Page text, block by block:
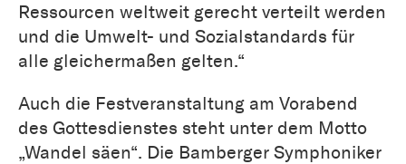
Ressourcen weltweit gerecht verteilt werden
und die Umwelt- und Sozialstandards für
alle gleichermaßen gelten.“
Auch die Festveranstaltung am Vorabend
des Gottesdienstes steht unter dem Motto
„Wandel säen“. Die Bamberger Symphoniker